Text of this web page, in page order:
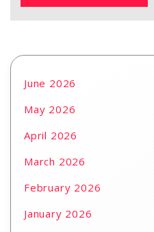
June 2026
May 2026
April 2026
March 2026
February 2026
January 2026